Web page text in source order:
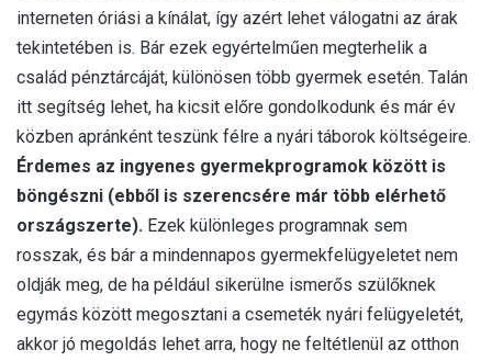
interneten óriási a kínálat, így azért lehet válogatni az árak
tekintetében is. Bár ezek egyértelműen megterhelik a
család pénztárcáját, különösen több gyermek esetén. Talán
itt segítség lehet, ha kicsit előre gondolkodunk és már év
közben apránként teszünk félre a nyári táborok költségeire.
Érdemes az ingyenes gyermekprogramok között is
böngészni (ebből is szerencsére már több elérhető
országszerte). Ezek különleges programnak sem
rosszak, és bár a mindennapos gyermekfelügyeletet nem
oldják meg, de ha például sikerülne ismerős szülőknek
egymás között megosztani a csemeték nyári felügyeletét,
akkor jó megoldás lehet arra, hogy ne feltétlenül az otthon